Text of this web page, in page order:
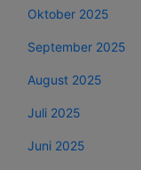
Oktober 2025
September 2025
August 2025
Juli 2025
Juni 2025